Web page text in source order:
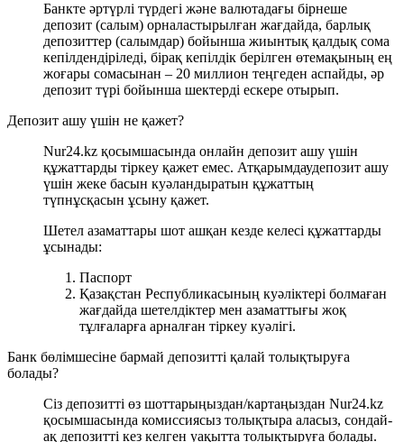
Банкте әртүрлі түрдегі және валютадағы бірнеше
депозит (салым) орналастырылған жағдайда, барлық
депозиттер (салымдар) бойынша жиынтық қалдық сома
кепілдендіріледі, бірақ кепілдік берілген өтемақының ең
жоғары сомасынан – 20 миллион теңгеден аспайды, әр
депозит түрі бойынша шектерді ескере отырып.
Депозит ашу үшін не қажет?
Nur24.kz қосымшасында онлайн депозит ашу үшін
құжаттарды тіркеу қажет емес. Атқарымдаудепозит ашу
үшін жеке басын куәландыратын құжаттың
түпнұсқасын ұсыну қажет.
Шетел азаматтары шот ашқан кезде келесі құжаттарды
ұсынады:
Паспорт
Қазақстан Республикасының куәліктері болмаған
жағдайда шетелдіктер мен азаматтығы жоқ
тұлғаларға арналған тіркеу куәлігі.
Банк бөлімшесіне бармай депозитті қалай толықтыруға
болады?
Сіз депозитті өз шоттарыңыздан/картаңыздан Nur24.kz
қосымшасында комиссиясыз толықтыра аласыз, сондай-
ақ депозитті кез келген уақытта толықтыруға болады.